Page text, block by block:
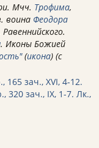
Мчч. Трофима,
воина Феодора
Равеннийского.
. Иконы Божией
(икона) (с
165 зач., XVI, 4-12.
320 зач., IX, 1-7. Лк.,